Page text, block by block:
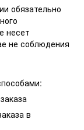
обязательно
несет
не соблюдения
в